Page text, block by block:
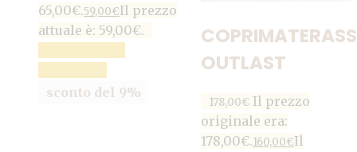
65,00€.59,00€Il prezzo
attuale è: 59,00€.
sconto del 9%
OUTLAST
178,00€ Il prezzo
originale era:
178,00€.160,00€Il